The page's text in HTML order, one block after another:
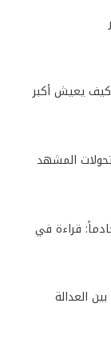
كيف يعيش أكبر
المشهد
قراءة في
العدالة